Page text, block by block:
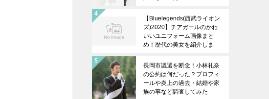
【Bluelegends(西武ライオン
ズ)2020】チアガールのかわ
いいユニフォーム画像まと
め！歴代の美女を紹介しま
長岡市議選を断念！小林礼奈
の公約は何だった？プロフィ
ールや炎上の過去・結婚や家
族の事など調査してみた